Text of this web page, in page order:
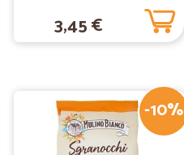
3,45 €
-10%